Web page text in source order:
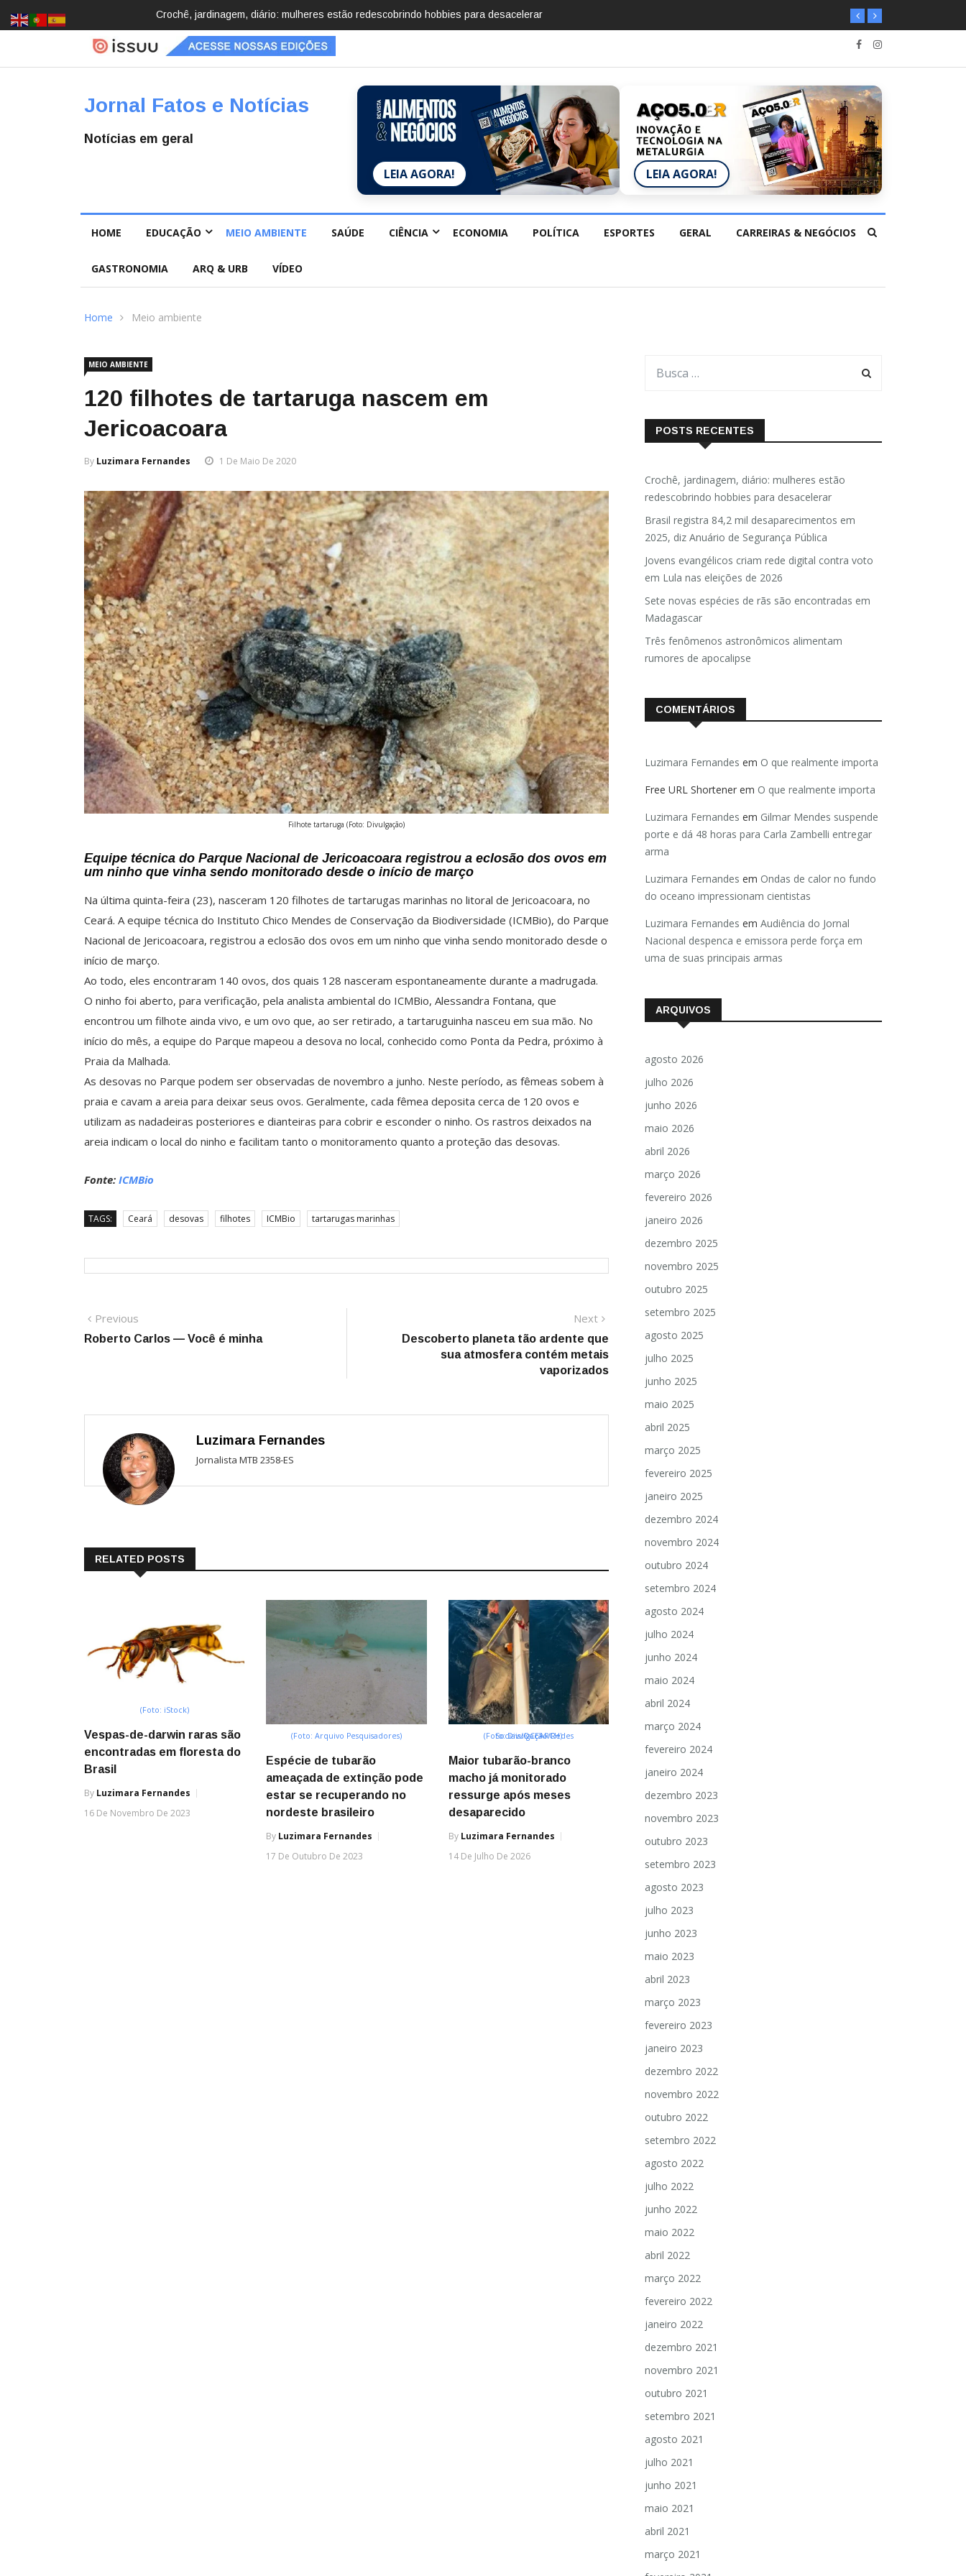
Brasil registra 84,2 mil desaparecimentos em 2025, diz Anuário de Segurança Pública
Jornal Fatos e Notícias
Notícias em geral
LEIA AGORA! LEIA AGORA!
HOME EDUCAÇÃO MEIO AMBIENTE SAÚDE CIÊNCIA ECONOMIA POLÍTICA ESPORTES GERAL CARREIRAS & NEGÓCIOS
GASTRONOMIA ARQ & URB VÍDEO
Home Meio ambiente
MEIO AMBIENTE
120 filhotes de tartaruga nascem em
Jericoacoara
By Luzimara Fernandes 1 De Maio De 2020
Filhote tartaruga (Foto: Divulgação)
Equipe técnica do Parque Nacional de Jericoacoara registrou a eclosão dos ovos em
um ninho que vinha sendo monitorado desde o início de março
Na última quinta-feira (23), nasceram 120 filhotes de tartarugas marinhas no litoral de Jericoacoara, no
Ceará. A equipe técnica do Instituto Chico Mendes de Conservação da Biodiversidade (ICMBio), do Parque
Nacional de Jericoacoara, registrou a eclosão dos ovos em um ninho que vinha sendo monitorado desde o
início de março.
Ao todo, eles encontraram 140 ovos, dos quais 128 nasceram espontaneamente durante a madrugada.
O ninho foi aberto, para verificação, pela analista ambiental do ICMBio, Alessandra Fontana, que
encontrou um filhote ainda vivo, e um ovo que, ao ser retirado, a tartaruguinha nasceu em sua mão. No
início do mês, a equipe do Parque mapeou a desova no local, conhecido como Ponta da Pedra, próximo à
Praia da Malhada.
As desovas no Parque podem ser observadas de novembro a junho. Neste período, as fêmeas sobem à
praia e cavam a areia para deixar seus ovos. Geralmente, cada fêmea deposita cerca de 120 ovos e
utilizam as nadadeiras posteriores e dianteiras para cobrir e esconder o ninho. Os rastros deixados na
areia indicam o local do ninho e facilitam tanto o monitoramento quanto a proteção das desovas.
Fonte: ICMBio
TAGS: Ceará desovas filhotes ICMBio tartarugas marinhas
Navegação
de
Previous
post:
Roberto Carlos — Você é minha
Next
Descoberto planeta tão ardente que
sua atmosfera contém metais
vaporizados
Luzimara Fernandes
Jornalista MTB 2358-ES
RELATED POSTS
(Foto: iStock)
Vespas-de-darwin raras são
encontradas em floresta do
Brasil
By Luzimara Fernandes
16 De Novembro De 2023
(Foto: Arquivo Pesquisadores)
Espécie de tubarão
ameaçada de extinção pode
estar se recuperando no
nordeste brasileiro
By Luzimara Fernandes
17 De Outubro De 2023
(Foto: Divulgação/Redes Sociais/OCEARCH)
Maior tubarão-branco
macho já monitorado
ressurge após meses
desaparecido
By Luzimara Fernandes
14 De Julho De 2026
POSTS RECENTES
Crochê, jardinagem, diário: mulheres estão
redescobrindo hobbies para desacelerar
Brasil registra 84,2 mil desaparecimentos em
2025, diz Anuário de Segurança Pública
Jovens evangélicos criam rede digital contra voto
em Lula nas eleições de 2026
Sete novas espécies de rãs são encontradas em
Madagascar
Três fenômenos astronômicos alimentam
rumores de apocalipse
COMENTÁRIOS
Luzimara Fernandes em O que realmente importa
Free URL Shortener em O que realmente importa
Luzimara Fernandes em Gilmar Mendes suspende
porte e dá 48 horas para Carla Zambelli entregar
arma
Luzimara Fernandes em Ondas de calor no fundo
do oceano impressionam cientistas
Luzimara Fernandes em Audiência do Jornal
Nacional despenca e emissora perde força em
uma de suas principais armas
ARQUIVOS
agosto 2026
julho 2026
junho 2026
maio 2026
abril 2026
março 2026
fevereiro 2026
janeiro 2026
dezembro 2025
novembro 2025
outubro 2025
setembro 2025
agosto 2025
julho 2025
junho 2025
maio 2025
abril 2025
março 2025
fevereiro 2025
janeiro 2025
dezembro 2024
novembro 2024
outubro 2024
setembro 2024
agosto 2024
julho 2024
junho 2024
maio 2024
abril 2024
março 2024
fevereiro 2024
janeiro 2024
dezembro 2023
novembro 2023
outubro 2023
setembro 2023
agosto 2023
julho 2023
junho 2023
maio 2023
abril 2023
março 2023
fevereiro 2023
janeiro 2023
dezembro 2022
novembro 2022
outubro 2022
setembro 2022
agosto 2022
julho 2022
junho 2022
maio 2022
abril 2022
março 2022
fevereiro 2022
janeiro 2022
dezembro 2021
novembro 2021
outubro 2021
setembro 2021
agosto 2021
julho 2021
junho 2021
maio 2021
abril 2021
março 2021